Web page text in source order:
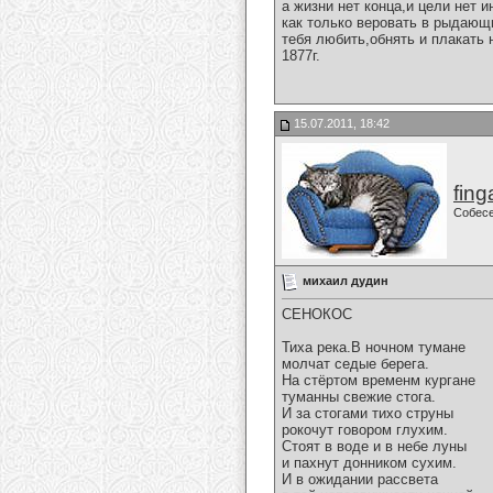
а жизни нет конца,и цели нет
как только веровать в
тебя любить,обнять и плакать
1877г.
15.07.2011, 18:42
михаил дудин
СЕНОКОС
Тиха река.В ночном тумане
молчат седые берега.
На стёртом временм кургане
туманны свежие стога.
И за стогами тихо струны
рокочут говором глухим.
Стоят в воде и в небе луны
и пахнут донником сухим.
И в ожидании рассвета